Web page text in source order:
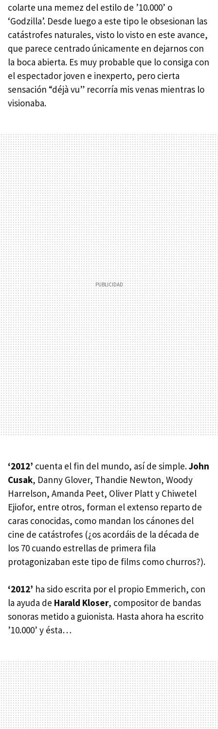
colarte una memez del estilo de ’10.000’ o
‘Godzilla’. Desde luego a este tipo le obsesionan las
catástrofes naturales, visto lo visto en este avance,
que parece centrado únicamente en dejarnos con
la boca abierta. Es muy probable que lo consiga con
el espectador joven e inexperto, pero cierta
sensación “déjà vu” recorría mis venas mientras lo
visionaba.
‘2012’ cuenta el fin del mundo, así de simple.John
Cusak, Danny Glover, Thandie Newton, Woody
Harrelson, Amanda Peet, Oliver Platt y Chiwetel
Ejiofor, entre otros, forman el extenso reparto de
caras conocidas, como mandan los cánones del
cine de catástrofes (¿os acordáis de la década de
los 70 cuando estrellas de primera fila
protagonizaban este tipo de films como churros?).
‘2012’ ha sido escrita por el propio Emmerich, con
la ayuda de Harald Kloser, compositor de bandas
sonoras metido a guionista. Hasta ahora ha escrito
’10.000’ y ésta…